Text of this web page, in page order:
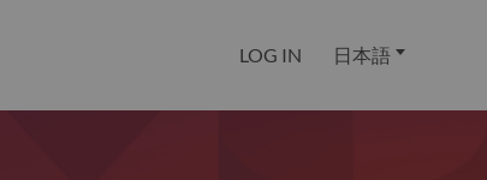
LOG IN 日本語